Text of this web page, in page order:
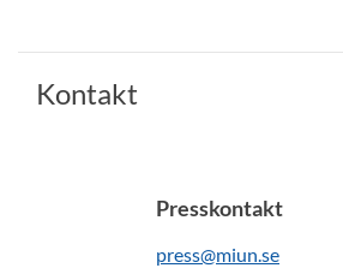
Kontakt
Presskontakt
press@miun.se